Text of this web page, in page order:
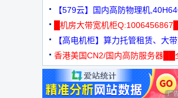
【579云】国内高防物理机
元
█机房大带宽机柜Q:1006456867█
【高电机柜】算力托管租赁、大
机
香港美国CN2/国内高防服务器██
广